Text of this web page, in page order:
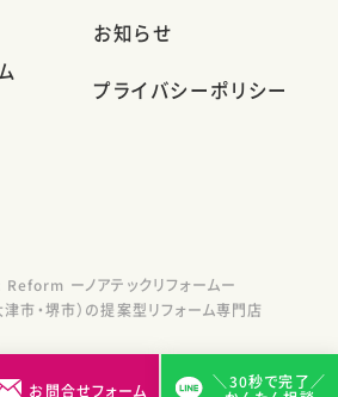
お問合せフォーム
＼30秒で完了／
お知らせ
プライバシーポリシー
ーノアテックリフォームー
市・堺市）の提案型リフォーム専門店